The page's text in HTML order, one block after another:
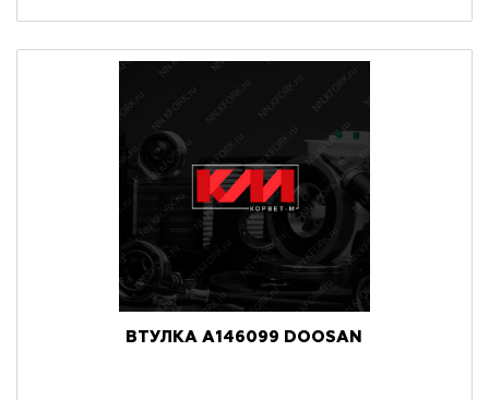
ВТУЛКА A146099 DOOSAN